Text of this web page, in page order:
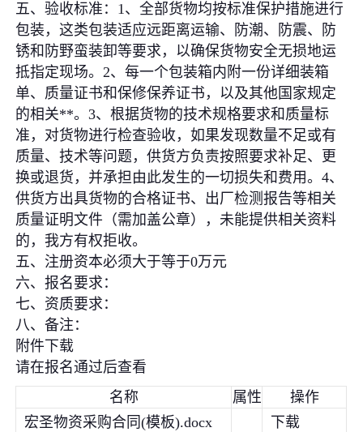
五、验收标准：1、全部货物均按标准保护措施进行
包装，这类包装适应远距离运输、防潮、防震、防
锈和防野蛮装卸等要求，以确保货物安全无损地运
抵指定现场。2、每一个包装箱内附一份详细装箱
单、质量证书和保修保养证书，以及其他国家规定
的相关**。3、根据货物的技术规格要求和质量标
准，对货物进行检查验收，如果发现数量不足或有
质量、技术等问题，供货方负责按照要求补足、更
换或退货，并承担由此发生的一切损失和费用。4、
供货方出具货物的合格证书、出厂检测报告等相关
质量证明文件（需加盖公章），未能提供相关资料
的，我方有权拒收。
五、注册资本必须大于等于0万元
六、报名要求：
七、资质要求：
八、备注：
附件下载
请在报名通过后查看
名称
属性
操作
宏圣物资采购合同(模板).docx
下载